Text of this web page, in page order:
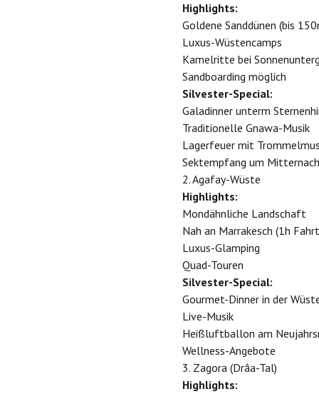
Highlights:
Goldene Sanddünen (bis
Luxus-Wüstencamps
Kamelritte bei
Sandboarding möglich
Silvester-Special:
Galadinner unterm
Traditionelle Gnawa-Musik
Lagerfeuer mit
Sektempfang um
2. Agafay-Wüste
Highlights:
Mondähnliche Landschaft
Nah an Marrakesch (1h
Luxus-Glamping
Quad-Touren
Silvester-Special:
Gourmet-Dinner in der
Live-Musik
Heißluftballon am
Wellness-Angebote
3. Zagora (Drâa-Tal)
Highlights: